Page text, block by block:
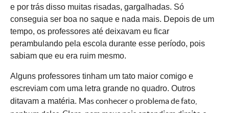
e por trás disso muitas risadas, gargalhadas. Só
conseguia ser boa no saque e nada mais. Depois de um
tempo, os professores até deixavam eu ficar
perambulando pela escola durante esse período, pois
sabiam que eu era ruim mesmo.
Alguns professores tinham um tato maior comigo e
escreviam com uma letra grande no quadro. Outros
ditavam a matéria. Mas conhecer o problema de fato,